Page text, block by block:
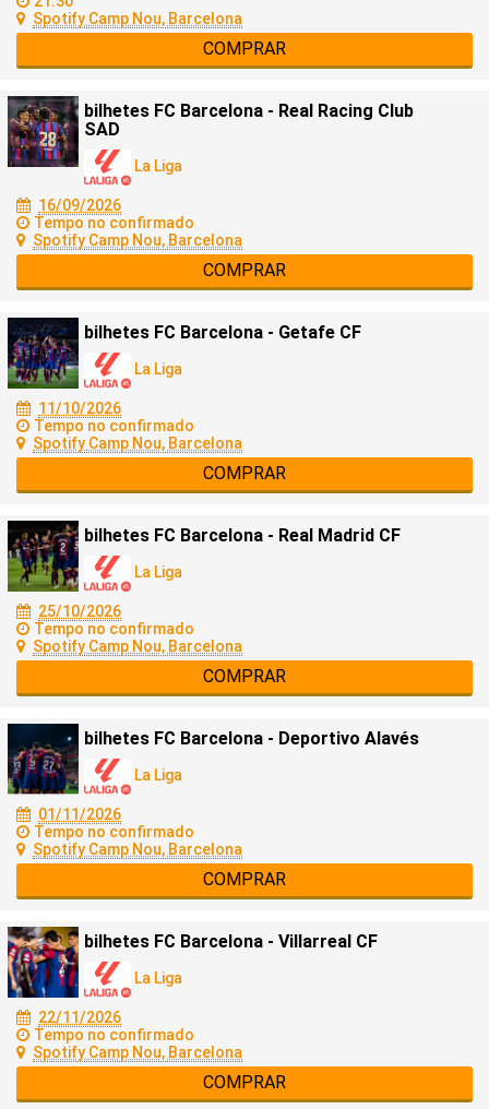
Spotify Camp Nou, Barcelona
COMPRAR
bilhetes FC Barcelona - Real Racing Club
SAD
La Liga
16/09/2026
Tempo no confirmado
Spotify Camp Nou, Barcelona
COMPRAR
bilhetes FC Barcelona - Getafe CF
La Liga
11/10/2026
Tempo no confirmado
Spotify Camp Nou, Barcelona
COMPRAR
bilhetes FC Barcelona - Real Madrid CF
La Liga
25/10/2026
Tempo no confirmado
Spotify Camp Nou, Barcelona
COMPRAR
bilhetes FC Barcelona - Deportivo Alavés
La Liga
01/11/2026
Tempo no confirmado
Spotify Camp Nou, Barcelona
COMPRAR
bilhetes FC Barcelona - Villarreal CF
La Liga
22/11/2026
Tempo no confirmado
Spotify Camp Nou, Barcelona
COMPRAR